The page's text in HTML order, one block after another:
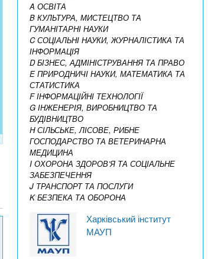
A ОСВІТА
B КУЛЬТУРА, МИСТЕЦТВО ТА
ГУМАНІТАРНІ НАУКИ
C СОЦІАЛЬНІ НАУКИ, ЖУРНАЛІСТИКА ТА
ІНФОРМАЦІЯ
D БІЗНЕС, АДМІНІСТРУВАННЯ ТА ПРАВО
E ПРИРОДНИЧІ НАУКИ, МАТЕМАТИКА ТА
СТАТИСТИКА
F ІНФОРМАЦІЙНІ ТЕХНОЛОГІЇ
G ІНЖЕНЕРІЯ, ВИРОБНИЦТВО ТА
БУДІВНИЦТВО
H СІЛЬСЬКЕ, ЛІСОВЕ, РИБНЕ
ГОСПОДАРСТВО ТА ВЕТЕРИНАРНА
МЕДИЦИНА
I ОХОРОНА ЗДОРОВ’Я ТА СОЦІАЛЬНЕ
ЗАБЕЗПЕЧЕННЯ
J ТРАНСПОРТ ТА ПОСЛУГИ
K БЕЗПЕКА ТА ОБОРОНА
Харківський інститут
МАУП